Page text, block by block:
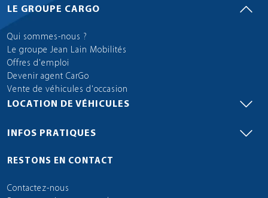
LE GROUPE CARGO
Qui sommes-nous ?
Le groupe Jean Lain Mobilités
Offres d'emploi
Devenir agent CarGo
Vente de véhicules d'occasion
LOCATION DE VÉHICULES
INFOS PRATIQUES
RESTONS EN CONTACT
Contactez-nous